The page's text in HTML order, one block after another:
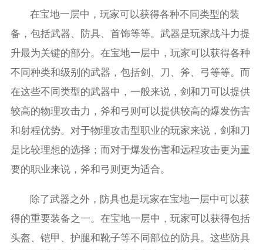
在宝地一层中，玩家可以获得各种不同类型的装
备，包括武器、防具、首饰等等。武器是玩家战斗力提
升最为关键的部分。在宝地一层中，玩家可以获得各种
不同种类和级别的武器，包括剑、刀、斧、弓等等。而
在这些不同类型的武器中，一般来说，剑和刀可以提供
较高的物理攻击力，斧和弓则可以提供较高的爆发伤害
和射程优势。对于物理攻击型职业的玩家来说，剑和刀
是比较理想的选择；而对于爆发伤害和远程攻击更为重
要的职业来说，斧和弓则更为适合。
除了武器之外，防具也是玩家在宝地一层中可以获
得的重要装备之一。在宝地一层中，玩家可以获得包括
头盔、铠甲、护腿和靴子等不同部位的防具。这些防具